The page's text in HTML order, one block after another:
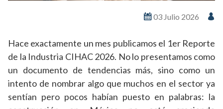
03 Julio 2026
Hace exactamente un mes publicamos el 1er Reporte
de la Industria CIHAC 2026. No lo presentamos como
un documento de tendencias más, sino como un
intento de nombrar algo que muchos en el sector ya
sentían pero pocos habían puesto en palabras: la